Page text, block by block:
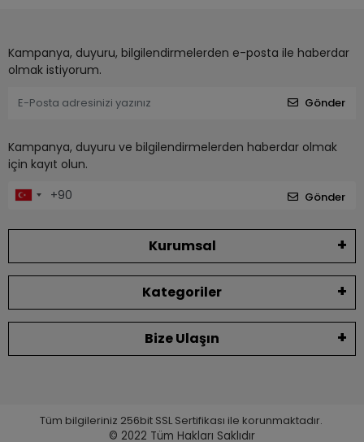
Kampanya, duyuru, bilgilendirmelerden e-posta ile haberdar
olmak istiyorum.
Gönder
Kampanya, duyuru ve bilgilendirmelerden haberdar olmak
için kayıt olun.
Gönder
Kurumsal
Kategoriler
Bize Ulaşın
Tüm bilgileriniz 256bit SSL Sertifikası ile korunmaktadır.
© 2022 Tüm Hakları Saklıdır